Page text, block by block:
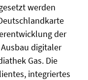
werden
der
Ausbau digitaler
Gas. Die
integriertes